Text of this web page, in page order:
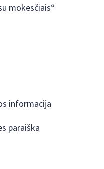
mokesčiais“
informacija
paraiška